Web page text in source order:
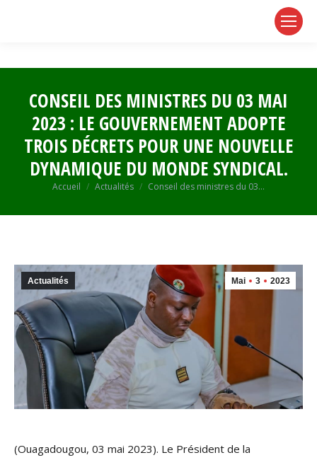
CONSEIL DES MINISTRES DU 03 MAI
2023 : LE GOUVERNEMENT ADOPTE
TROIS DÉCRETS POUR UNE NOUVELLE
DYNAMIQUE DU MONDE SYNDICAL.
Vous êtes ici :
Accueil Actualités Conseil des ministres du 03…
Mai 3 2023
Actualités
(Ouagadougou, 03 mai 2023). Le Président de la